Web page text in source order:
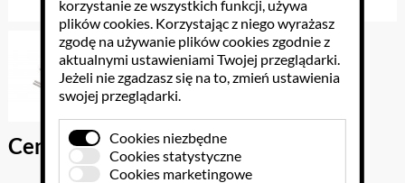
Cena brutto: 68.88 PLN
korzystanie ze wszystkich funkcji, używa
plików cookies. Korzystając z niego wyrażasz
zgodę na używanie plików cookies zgodnie z
aktualnymi ustawieniami Twojej przeglądarki.
Jeżeli nie zgadzasz się na to, zmień ustawienia
swojej przeglądarki.
Cookies niezbędne
Cookies statystyczne
Cookies marketingowe